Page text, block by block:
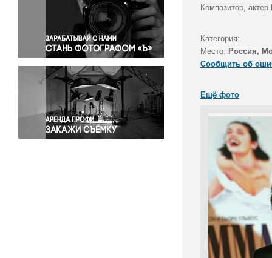
Политика
Правосудие
Происшествия и конфликты
Религия
Светская жизнь
Спорт
Экология
Экономика и бизнес
Композитор,
Категория:
Место: Россия,
Сообщить об
Ещё фото